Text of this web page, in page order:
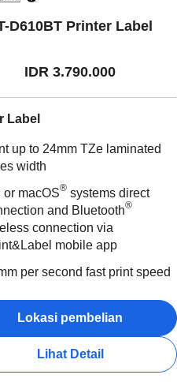
D610BT Printer Label
IDR 3.790.000
Label
up to 24mm TZe laminated
width
or macOS® systems direct
and Bluetooth®
connection via
mobile app
per second fast print speed
Lokasi pembelian
Lihat Detail